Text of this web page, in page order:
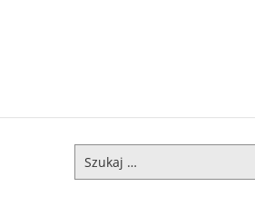
Szukaj: